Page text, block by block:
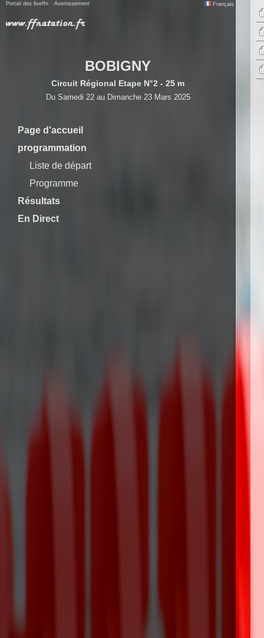
Portail des liveffn Avertissement Français
BOBIGNY
Circuit Régional Etape N°2 - 25 m
Du Samedi 22 au Dimanche 23 Mars 2025
Page d'accueil
programmation
Liste de départ
Programme
Résultats
En Direct